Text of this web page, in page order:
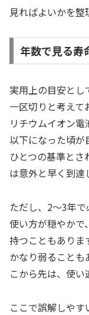
見ればよいかを整
年数で見る寿
実用上の目安と
一区切りと考えて
リチウムイオン
以下になった頃
ひとつの基準と
は意外と早く到達
ただし、2〜3年で
使い方が穏やかで
持つこともありま
かなり弱ることも
こから先は、使い
ここで誤解しや